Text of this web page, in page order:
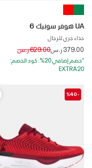
UA هوفر سونيك 6
حذاء جري للرجال
379.00 ر.س Price reduced from
629.00 ر.س to
*خصم إضافي 20%. كود الخصم:
EXTRA20
-%40